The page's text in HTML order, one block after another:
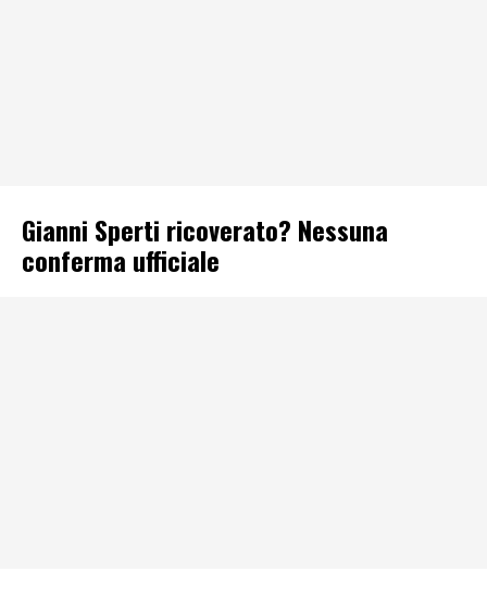
Gianni Sperti ricoverato? Nessuna
conferma ufficiale